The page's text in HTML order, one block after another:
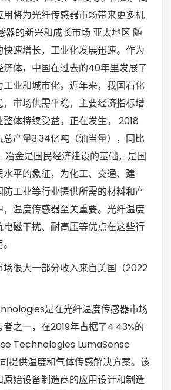
将为光纤传感器市场带来更多机
器的新兴和成长市场 亚太地区 随
速增长，工业化发展迅速。作为
体，中国在过去的40年里发展了
业和城市化。近年来，我国石化
市场供需平稳，主要经济指标增
体持续受益。正在发生。 2018
产量3.34亿吨（油当量），同比
冶金是国民经济建设的基础，是国
平的象征，为化工、交通、建
工业等行业提供所需的材料和产
温度传感器至关重要。光纤温度
磁干扰、耐高压等优点在这些行
很大一部分收入来自美国（2022
是在光纤温度传感器市场
之一，在2019年占据了4.43%的
Technologies LumaSense
提供温度和气体传感解决方案。该
始设备制造商的应用设计和制造